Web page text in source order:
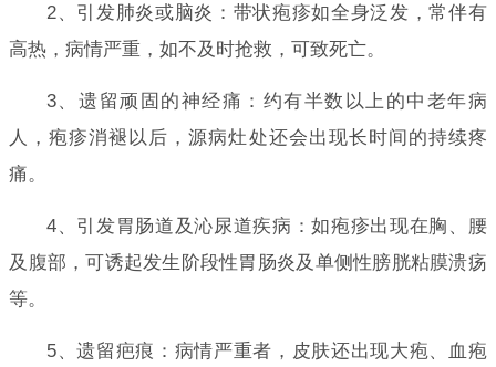
2、引发肺炎或脑炎：带状疱疹如全身泛发，常伴有
高热，病情严重，如不及时抢救，可致死亡。
3、遗留顽固的神经痛：约有半数以上的中老年病
人，疱疹消褪以后，源病灶处还会出现长时间的持续疼
痛。
4、引发胃肠道及沁尿道疾病：如疱疹出现在胸、腰
及腹部，可诱起发生阶段性胃肠炎及单侧性膀胱粘膜溃疡
等。
5、遗留疤痕：病情严重者，皮肤还出现大疱、血疱